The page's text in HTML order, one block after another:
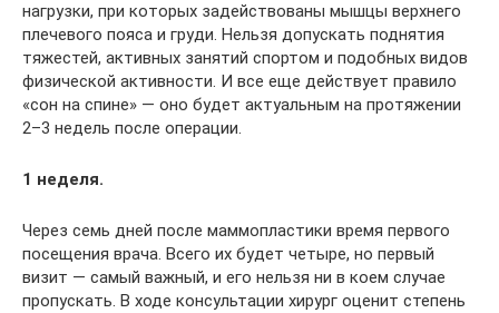
нагрузки, при которых задействованы мышцы верхнего
плечевого пояса и груди. Нельзя допускать поднятия
тяжестей, активных занятий спортом и подобных видов
физической активности. И все еще действует правило
«сон на спине» — оно будет актуальным на протяжении
2–3 недель после операции.
1 неделя.
Через семь дней после маммопластики время первого
посещения врача. Всего их будет четыре, но первый
визит — самый важный, и его нельзя ни в коем случае
пропускать. В ходе консультации хирург оценит степень